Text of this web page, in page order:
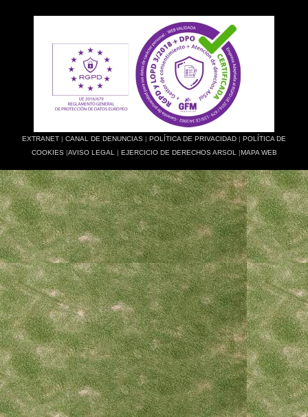
EXTRANET | CANAL DE DENUNCIAS | POLÍTICA DE PRIVACIDAD | POLÍTICA DE
COOKIES|AVISO LEGAL | EJERCICIO DE DERECHOS ARSOL |MAPA WEB